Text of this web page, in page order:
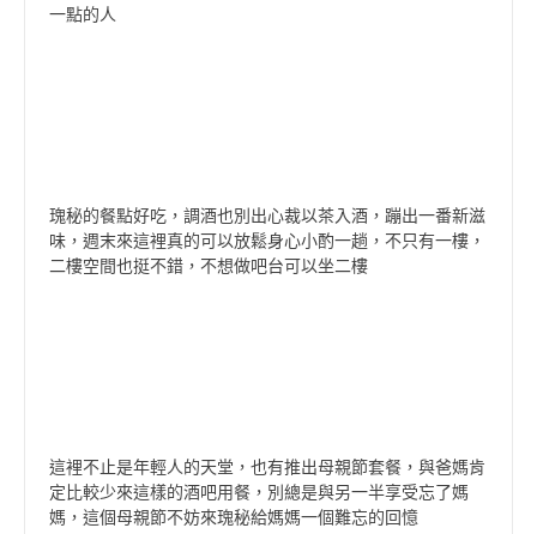
一點的人
瑰秘的餐點好吃，調酒也別出心裁以茶入酒，蹦出一番新滋
味，週末來這裡真的可以放鬆身心小酌一趟，不只有一樓，
二樓空間也挺不錯，不想做吧台可以坐二樓
這裡不止是年輕人的天堂，也有推出母親節套餐，與爸媽肯
定比較少來這樣的酒吧用餐，別總是與另一半享受忘了媽
媽，這個母親節不妨來瑰秘給媽媽一個難忘的回憶